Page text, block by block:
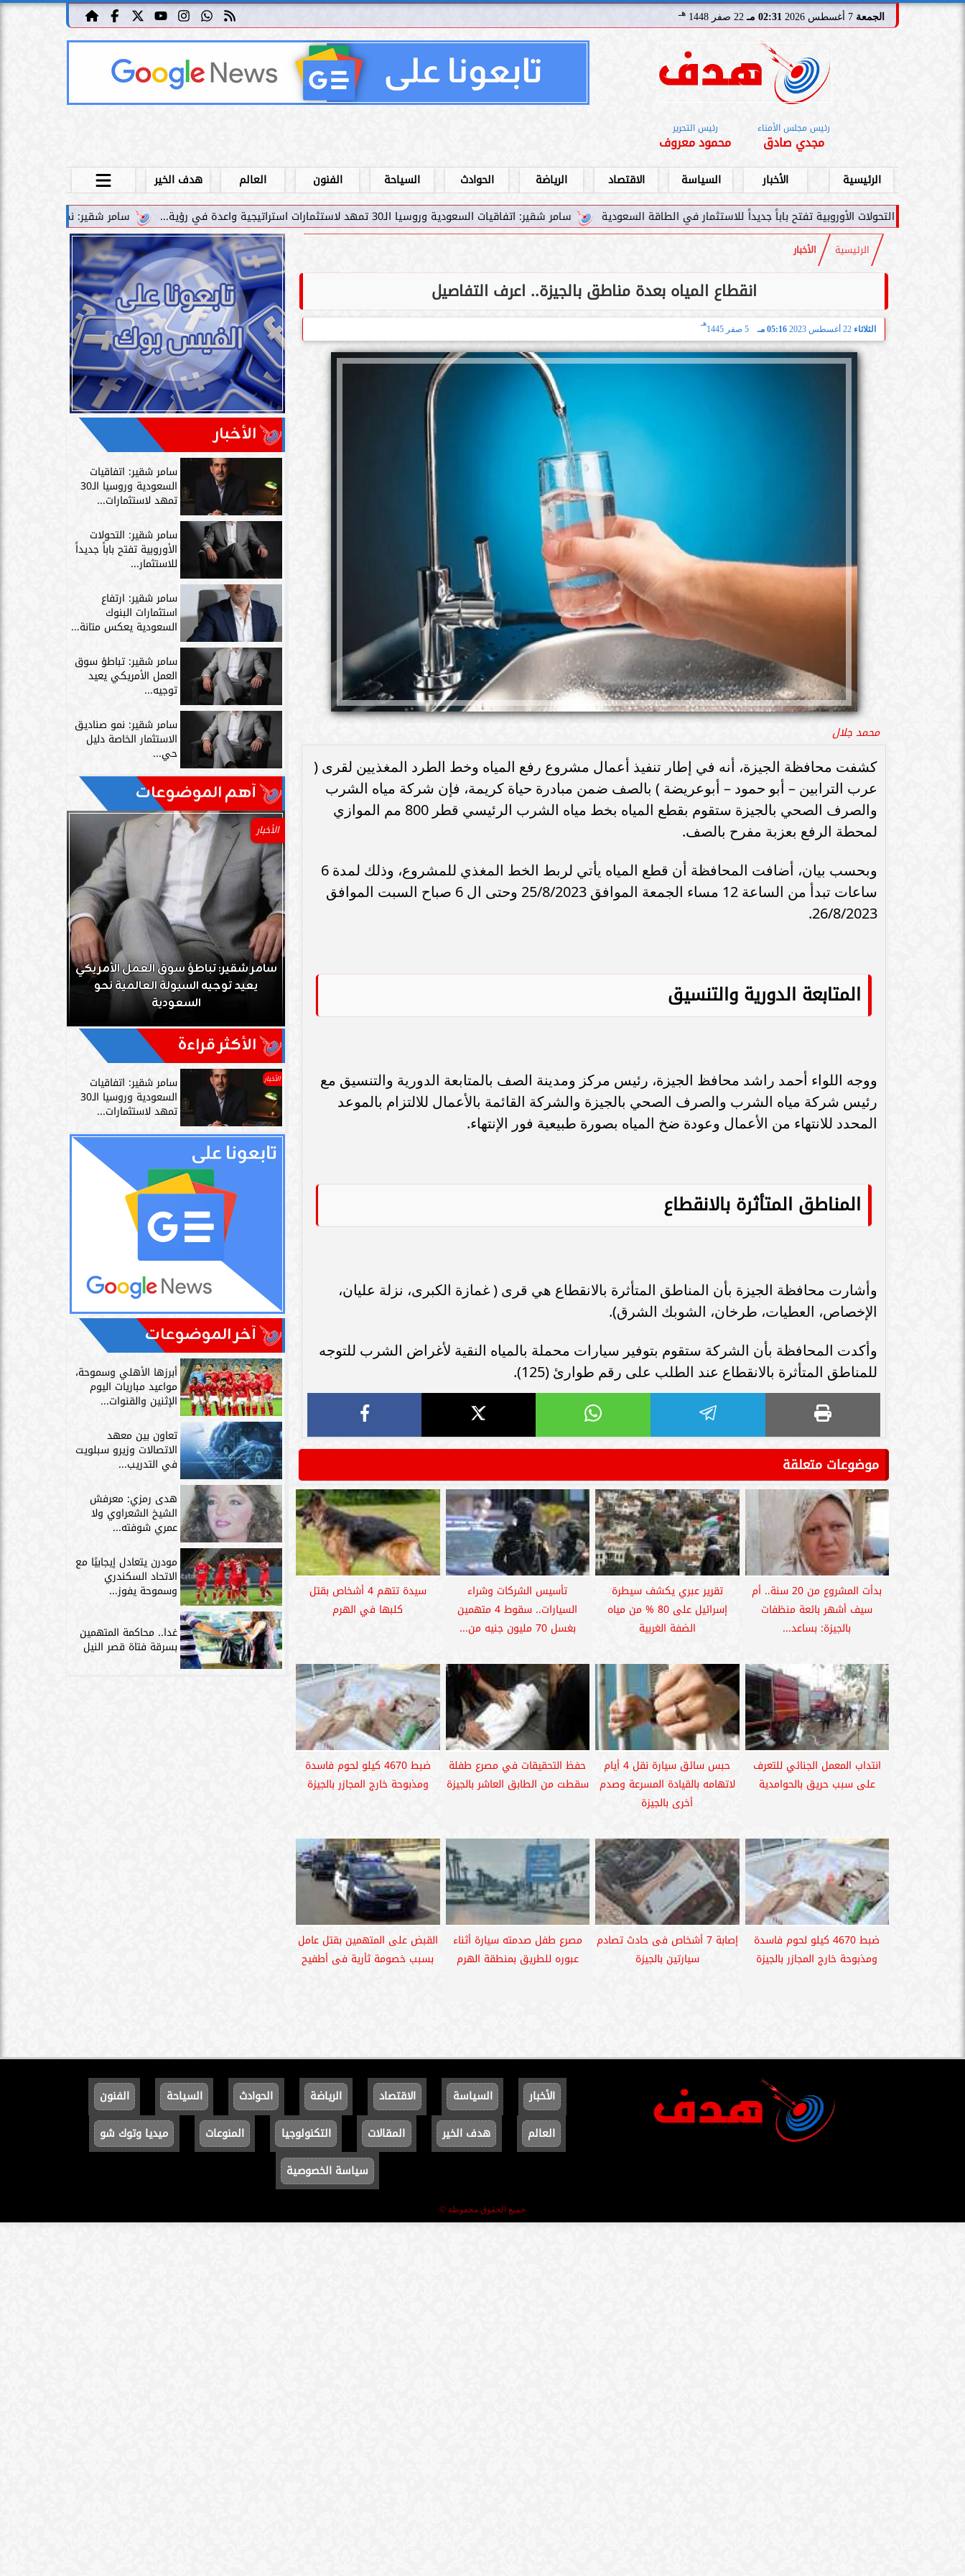
الجمعة 02:31 مـ 22 صفر 1448 هـ
رئيس مجلس الأمناء
مجدي صادق
رئيس التحرير
محمود معروف
الرئيسية الأخبار السياسة الاقتصاد الرياضة الحوادث السياحة الفنون العالم
هدف الخير
سامر شقير: نمو صناديق الاستثمار الخاصة دليل حي
سامر شقير: اتفاقيات السعودية وروسيا الـ30 تمهد لاستثمارات استراتيجية واعدة في رؤية... الأوروبية تفتح باباً جديداً للاستثمار في الطاقة السعودية
الرئيسية الأخبار
انقطاع المياه بعدة مناطق بالجيزة.. اعرف التفاصيل
الثلاثاء 22 أغسطس 2023 05:16 مـ 5 صفر 1445
هـ
محمد جلال
كشفت محافظة الجيزة، أنه في إطار تنفيذ أعمال مشروع رفع المياه وخط الطرد المغذيين لقرى (
عرب الترابين – أبو حمود – أبوعريضة ) بالصف ضمن مبادرة حياة كريمة، فإن شركة مياه الشرب
والصرف الصحي بالجيزة ستقوم بقطع المياه بخط مياه الشرب الرئيسي قطر 800 مم الموازي
لمحطة الرفع بعزبة مفرح بالصف.
وبحسب بيان، أضافت المحافظة أن قطع المياه يأتي لربط الخط المغذي للمشروع، وذلك لمدة 6
ساعات تبدأ من الساعة 12 مساء الجمعة الموافق 25/8/2023 وحتى ال 6 صباح السبت الموافق
26/8/2023.
المتابعة الدورية والتنسيق
ووجه اللواء أحمد راشد محافظ الجيزة، رئيس مركز ومدينة الصف بالمتابعة الدورية والتنسيق مع
رئيس شركة مياه الشرب والصرف الصحي بالجيزة والشركة القائمة بالأعمال للالتزام بالموعد
المحدد للانتهاء من الأعمال وعودة ضخ المياه بصورة طبيعية فور الإنتهاء.
المناطق المتأثرة بالانقطاع
وأشارت محافظة الجيزة بأن المناطق المتأثرة بالانقطاع هي قرى ( غمازة الكبرى، نزلة عليان،
الإخصاص، العطيات، طرخان، الشوبك الشرق).
وأكدت المحافظة بأن الشركة ستقوم بتوفير سيارات محملة بالمياه النقية لأغراض الشرب للتوجه
للمناطق المتأثرة بالانقطاع عند الطلب على رقم طوارئ (125).
موضوعات متعلقة
بدأت المشروع من 20 سنة.. أم
سيف أشهر بائعة منظفات
بالجيزة: بساعد...
تقرير عبري يكشف سيطرة
إسرائيل على 80 % من مياه
الضفة الغربية
تأسيس الشركات وشراء
السيارات.. سقوط 4 متهمين
بغسل 70 مليون جنيه من...
سيدة تتهم 4 أشخاص بقتل
كلبها في الهرم
انتداب المعمل الجنائي للتعرف
على سبب حريق بالحوامدية
حبس سائق سيارة نقل 4 أيام
لاتهامه بالقيادة المسرعة وصدم
أخرى بالجيزة
حفظ التحقيقات في مصرع طفلة
سقطت من الطابق العاشر بالجيزة
ضبط 4670 كيلو لحوم فاسدة
ومذبوحة خارج المجازر بالجيزة
ضبط 4670 كيلو لحوم فاسدة
ومذبوحة خارج المجازر بالجيزة
إصابة 7 أشخاص فى حادث تصادم
سيارتين بالجيزة
مصرع طفل صدمته سيارة أثناء
عبوره للطريق بمنطقة الهرم
القبض على المتهمين بقتل عامل
بسبب خصومة ثأرية فى أطفيح
الأخبار
سامر شقير: اتفاقيات
السعودية وروسيا الـ30
تمهد لاستثمارات...
سامر شقير: التحولات
الأوروبية تفتح باباً جديداً
للاستثمار...
سامر شقير: ارتفاع
استثمارات البنوك
السعودية يعكس متانة...
سامر شقير: تباطؤ سوق
العمل الأمريكي يعيد
توجيه...
سامر شقير: نمو صناديق
الاستثمار الخاصة دليل
حي...
آهم الموضوعات
الـ30 تمهد لاستثمارات استراتيجية واعدة
في رؤية...
سامر شقير: التحولات الأوروبية تفتح باباً
جديداً للاستثمار في الطاقة السعودية
الأخبار
سامر شقير: تباطؤ سوق العمل الأمريكي
يعيد توجيه السيولة العالمية نحو
السعودية
الأكثر قراءة
الأخبار سامر شقير: اتفاقيات
السعودية وروسيا الـ30
تمهد لاستثمارات...
آخر الموضوعات
أبرزها الأهلي وسموحة،
مواعيد مباريات اليوم
الإثنين والقنوات...
تعاون بين معهد
الاتصالات وزيرو سبلويت
في التدريب...
هدى رمزي: معرفش
الشيخ الشعراوي ولا
عمري شوفته...
مودرن يتعادل إيجابيًا مع
الاتحاد السكندري
وسموحة يفوز...
غدا.. محاكمة المتهمين
بسرقة فتاة قصر النيل
الأخبار السياسة الاقتصاد الرياضة الحوادث السياحة
الفنون
العالم
هدف الخير المقالات التكنولوجيا المنوعات
ميديا وتوك شو
سياسة الخصوصية
جميع الحقوق محفوظة ©